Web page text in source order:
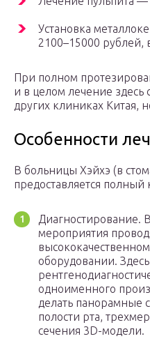
Установка
2100–15000 рублей,
При полном
и в целом лечение здесь
других клиниках Китая,
Особенности
В больницы Хэйхэ (в
предоставляется полный
Диагностирование.
мероприятия
оборудовании.
одноименного
делать панорамные
полости рта,
сечения 3D-модели.